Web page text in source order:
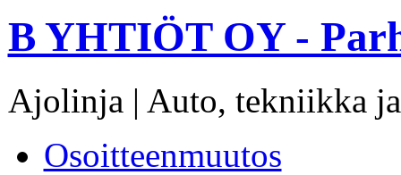
B YHTIÖT OY -
Ajolinja | Auto, tekniikka
Osoitteenmuutos